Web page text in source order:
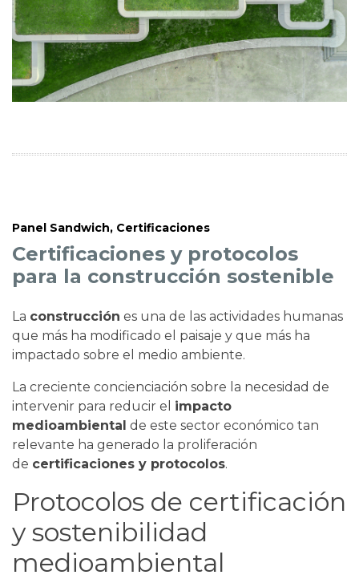
Panel Sandwich, Certificaciones
Certificaciones y protocolos
para la construcción sostenible
La construcción es una de las actividades humanas
que más ha modificado el paisaje y que más ha
impactado sobre el medio ambiente.
La creciente concienciación sobre la necesidad de
intervenir para reducir el impacto
medioambiental de este sector económico tan
relevante ha generado la proliferación
de certificaciones y protocolos.
Protocolos de certificación
y sostenibilidad
medioambiental